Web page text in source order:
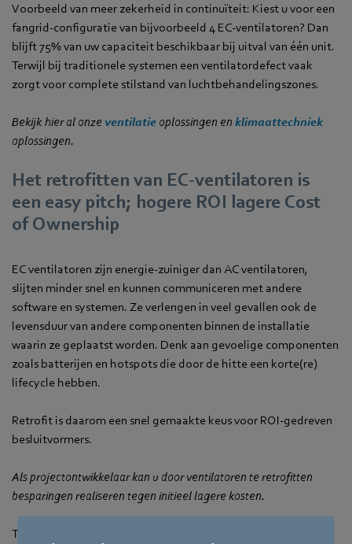
Voorbeeld van meer zekerheid in continuïteit: Kiest u voor een
fangrid-configuratie van bijvoorbeeld 4 EC-ventilatoren? Dan
blijft 75% van uw capaciteit beschikbaar bij uitval van één unit.
Terwijl bij traditionele systemen een ventilatordefect vaak
zorgt voor complete stilstand van luchtbehandelingszones.
Bekijk hier al onze ventilatie oplossingen en klimaattechniek
oplossingen.
Het retrofitten van EC-ventilatoren is
een easy pitch; hogere ROI lagere Cost
of Ownership
EC ventilatoren zijn energie-zuiniger dan AC ventilatoren,
slijten minder snel en kunnen communiceren met andere
software en systemen. Ze verlengen in veel gevallen ook de
levensduur van andere componenten binnen de installatie
waarin ze geplaatst worden. Denk aan gevoelige componenten
zoals batterijen en hotspots die door de hitte een korte(re)
lifecycle hebben.
Retrofit is daarom een snel gemaakte keus voor ROI-gedreven
besluitvormers.
Als projectontwikkelaar kan u door ventilatoren te retrofitten
besparingen realiseren tegen initieel lagere kosten.
Treedt u op als technisch inkoopmanager? Dan ziet u door het